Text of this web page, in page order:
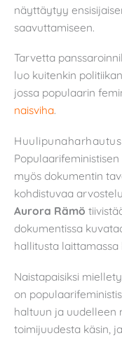
näyttäytyy
saavuttamiseen.
Tarvetta
luo kuitenkin
jossa populaarin
naisviha.
Huulipunaharhautus
myös dokumentin
kohdistuvaa
Aurora Rämö
dokumentissa
hallitusta laittamassa
Naistapaisiksi
on
haltuun ja uudelleen
toimijuudesta käsin,